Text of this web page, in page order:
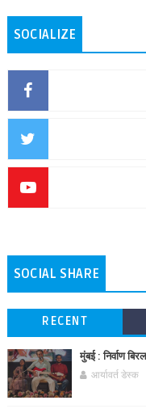
SOCIALIZE
SOCIAL SHARE
RECENT
मुंबई : निर्वाण
आर्यावर्त डेस्क